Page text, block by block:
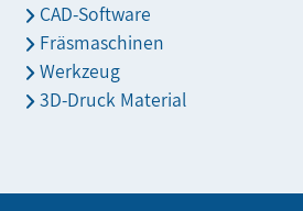
CAD-Software
Fräsmaschinen
Werkzeug
3D-Druck Material